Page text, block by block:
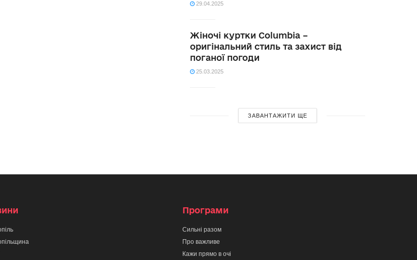
29.04.2025
Жіночі куртки Columbia –
оригінальний стиль та захист від
поганої погоди
25.03.2025
ЗАВАНТАЖИТИ ЩЕ
Програми
Сильні разом
Про важливе
Кажи прямо в очі